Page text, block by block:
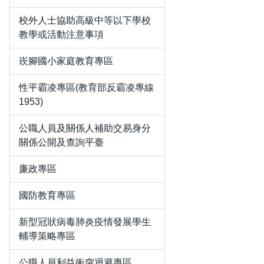
校外人士協助高級中等以下學校
教學或活動注意事項
崁腳國小家庭教育專區
性平霸凌專區(教育部反霸凌專線
1953)
公職人員及關係人補助交易身分
關係公開及查詢平臺
廉政專區
國防教育專區
新型冠狀病毒肺炎疫情發展學生
輔導策略專區